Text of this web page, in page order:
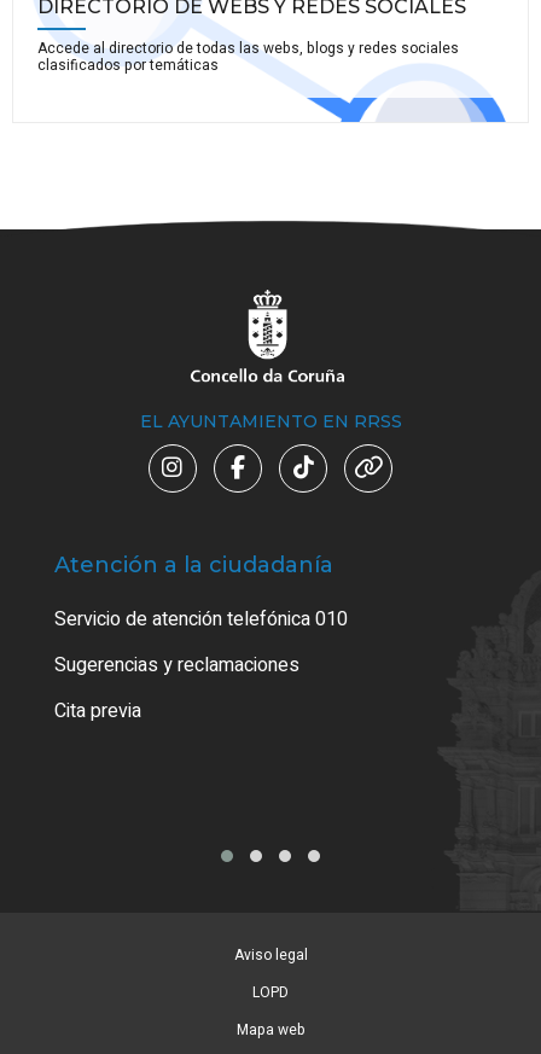
DIRECTORIO DE WEBS Y REDES SOCIALES
Accede al directorio de todas las webs, blogs y redes sociales
clasificados por temáticas
EL AYUNTAMIENTO EN RRSS
Atención a la ciudadanía
Servicio de atención telefónica 010
Sugerencias y reclamaciones
Cita previa
Aviso legal
LOPD
Mapa web